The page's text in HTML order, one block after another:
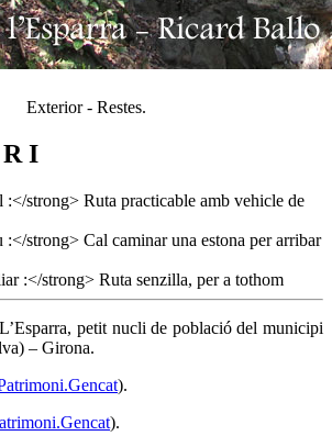
Exterior - Restes.
I
petit nucli de població del municipi
– Girona.
).
).